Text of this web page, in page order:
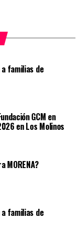
familias de
GCM en
en Los Molinos
MORENA?
familias de